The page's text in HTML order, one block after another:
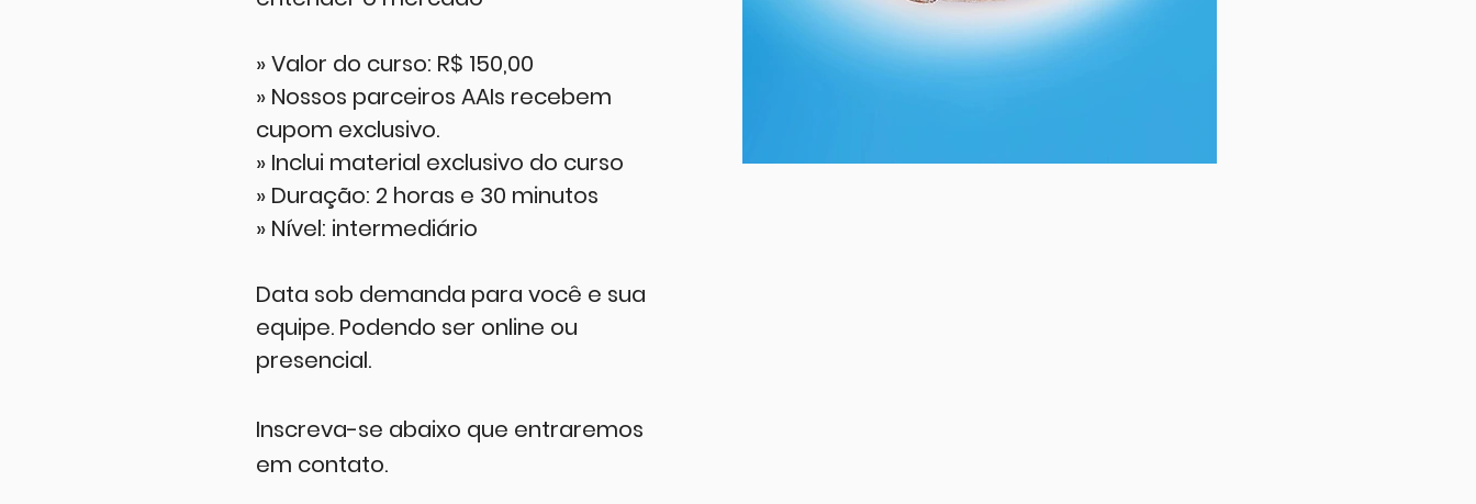
» Valor do curso: R$ 150,00
» Nossos parceiros AAIs recebem
cupom exclusivo.
» Inclui material exclusivo do curso
» Duração: 2 horas e 30 minutos
» Nível: intermediário
Data sob demanda para você e sua
equipe. Podendo ser online ou
presencial.
Inscreva-se abaixo que entraremos
em contato.